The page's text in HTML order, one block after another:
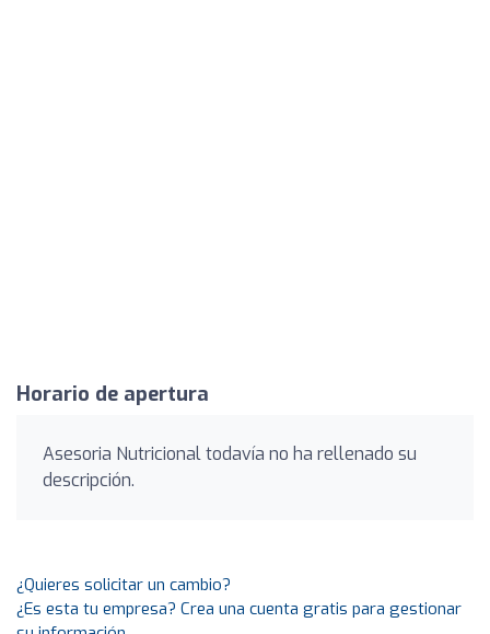
Horario de apertura
Asesoria Nutricional todavía no ha rellenado su
descripción.
¿Quieres solicitar un cambio?
¿Es esta tu empresa? Crea una cuenta gratis para gestionar